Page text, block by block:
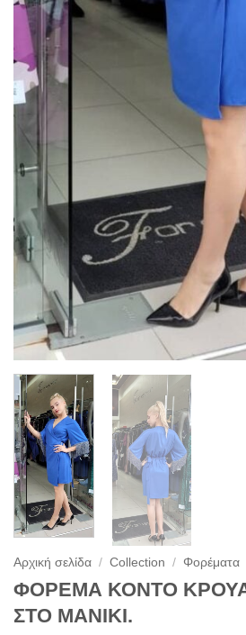
Αρχική σελίδα / Collection / Φορέματα
ΦΟΡΕΜΑ ΚΟΝΤΟ
ΣΤΟ ΜΑΝΙΚΙ.